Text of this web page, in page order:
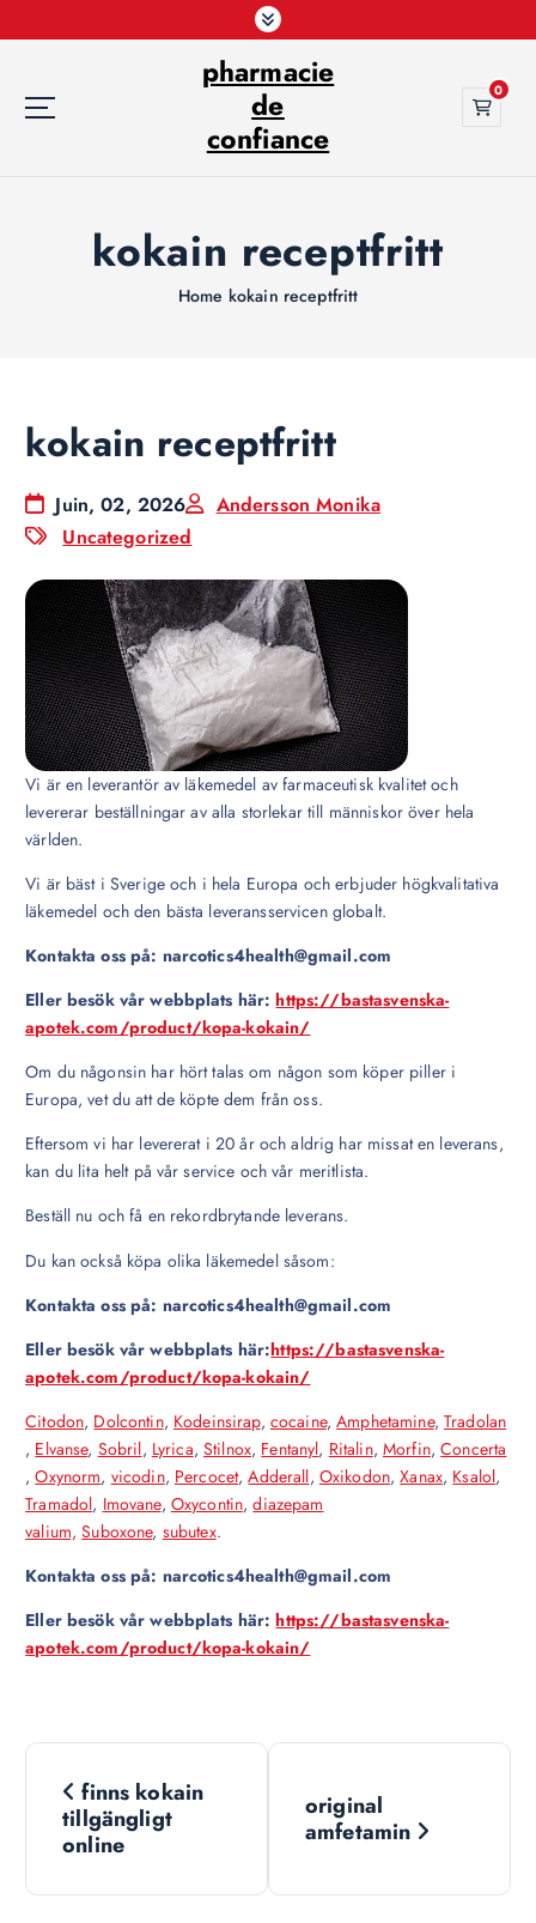
k
pharmacie
de
confiance
0
kokain receptfritt
Home kokain receptfritt
kokain receptfritt
Juin, 02, 2026
Andersson Monika
Uncategorized
Vi är en leverantör av läkemedel av farmaceutisk kvalitet och
levererar beställningar av alla storlekar till människor över hela
världen.
Vi är bäst i Sverige och i hela Europa och erbjuder högkvalitativa
läkemedel och den bästa leveransservicen globalt.
Kontakta oss på: narcotics4health@gmail.com
Eller besök vår webbplats här:https://bastasvenska-
apotek.com/product/kopa-kokain/
Om du någonsin har hört talas om någon som köper piller i
Europa, vet du att de köpte dem från oss.
Eftersom vi har levererat i 20 år och aldrig har missat en leverans,
kan du lita helt på vår service och vår meritlista.
Beställ nu och få en rekordbrytande leverans.
Du kan också köpa olika läkemedel såsom:
Kontakta oss på: narcotics4health@gmail.com
Eller besök vår webbplats här:https://bastasvenska-
apotek.com/product/kopa-kokain/
Citodon, Dolcontin, Kodeinsirap, cocaine,Amphetamine, Tradolan
, Elvanse, Sobril, Lyrica,Stilnox, Fentanyl, Ritalin,Morfin,Concerta
,Oxynorm, vicodin, Percocet,Adderall, Oxikodon,Xanax, Ksalol,
Tramadol, Imovane, Oxycontin,diazepam
valium, Suboxone, subutex.
Kontakta oss på: narcotics4health@gmail.com
Eller besök vår webbplats här:https://bastasvenska-
apotek.com/product/kopa-kokain/
N
v
finns kokain
tillgängligt
online
original
amfetamin